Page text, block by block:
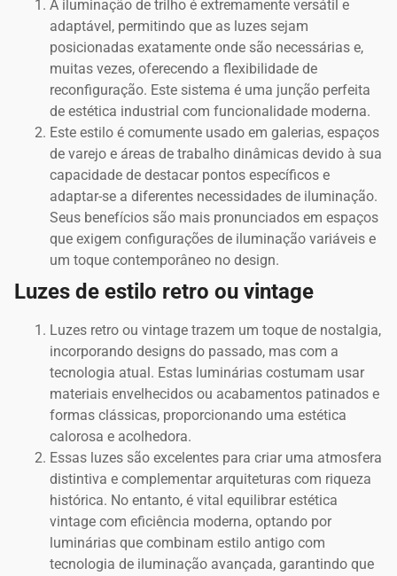
A iluminação de trilho é extremamente versátil e
adaptável, permitindo que as luzes sejam
posicionadas exatamente onde são necessárias e,
muitas vezes, oferecendo a flexibilidade de
reconfiguração. Este sistema é uma junção perfeita
de estética industrial com funcionalidade moderna.
Este estilo é comumente usado em galerias, espaços
de varejo e áreas de trabalho dinâmicas devido à sua
capacidade de destacar pontos específicos e
adaptar-se a diferentes necessidades de iluminação.
Seus benefícios são mais pronunciados em espaços
que exigem configurações de iluminação variáveis e
um toque contemporâneo no design.
Luzes de estilo retro ou vintage
Luzes retro ou vintage trazem um toque de nostalgia,
incorporando designs do passado, mas com a
tecnologia atual. Estas luminárias costumam usar
materiais envelhecidos ou acabamentos patinados e
formas clássicas, proporcionando uma estética
calorosa e acolhedora.
Essas luzes são excelentes para criar uma atmosfera
distintiva e complementar arquiteturas com riqueza
histórica. No entanto, é vital equilibrar estética
vintage com eficiência moderna, optando por
luminárias que combinam estilo antigo com
tecnologia de iluminação avançada, garantindo que